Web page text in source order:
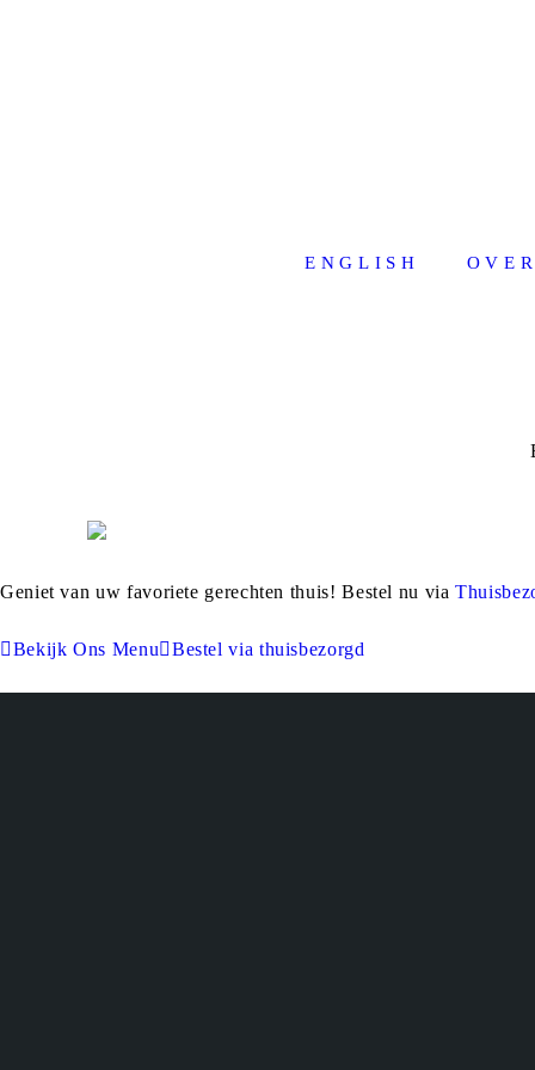
ENGLISH
Geniet van uw favoriete gerechten thuis! Bestel nu via
Bekijk Ons Menu Bestel via thuisbezorgd